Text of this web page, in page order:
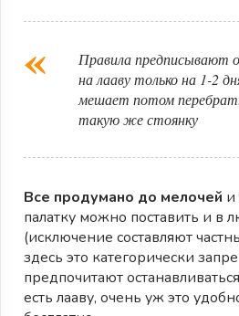
Правила предписывают
на лааву только на 1-2
мешает потом
такую же стоянку
Все продумано до мелочей и
палатку можно поставить и в
(исключение составляют
здесь это категорически
предпочитают
есть лааву, очень уж это